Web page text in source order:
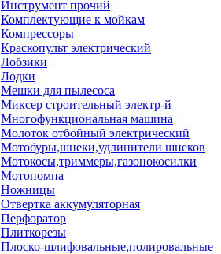
Инструмент прочий
Комплектующие к мойкам
Компрессоры
Краскопульт электрический
Лобзики
Лодки
Мешки для пылесоса
Миксер строительный электр-й
Многофункциональная машина
Молоток отбойный электрический
Мотобуры,шнеки,удлинители шнеков
Мотокосы,триммеры,газонокосилки
Мотопомпа
Ножницы
Отвертка аккумуляторная
Перфоратор
Плиткорезы
Плоско-шлифовальные,полировальные